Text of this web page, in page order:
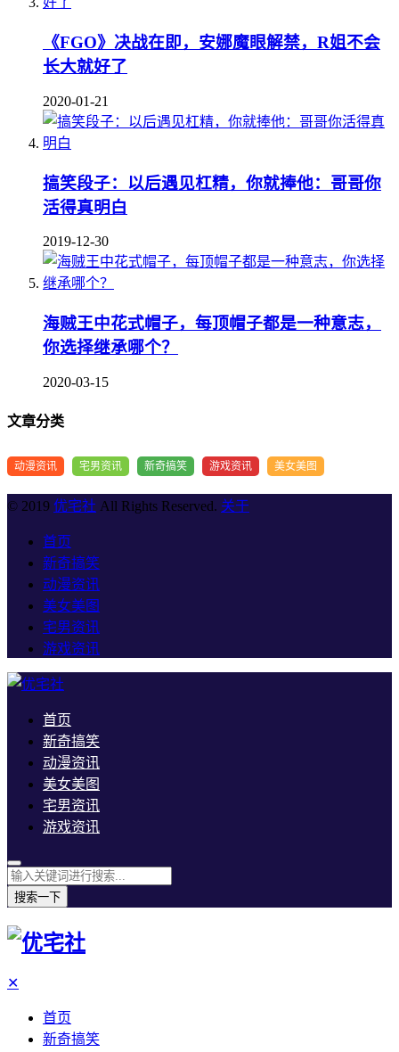
《FGO》决战在即，安娜魔眼解禁，R姐不会
长大就好了
2020-01-21
搞笑段子：以后遇见杠精，你就捧他：哥哥你
活得真明白
2019-12-30
海贼王中花式帽子，每顶帽子都是一种意志，
你选择继承哪个？
2020-03-15
文章分类
动漫资讯 宅男资讯 新奇搞笑 游戏资讯 美女美图
© 2019 优宅社 All Rights Reserved. 关于
首页
新奇搞笑
动漫资讯
美女美图
宅男资讯
游戏资讯
首页
新奇搞笑
动漫资讯
美女美图
宅男资讯
游戏资讯
搜索一下
✕
首页
新奇搞笑